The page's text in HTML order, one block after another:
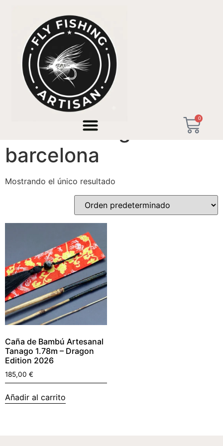
0
/ Productos etiquetados “street fishing barcelona”
street fishing
barcelona
Mostrando el único resultado
Caña de Bambú Artesanal
Tanago 1.78m – Dragon
Edition 2026
185,00 €
Añadir al carrito